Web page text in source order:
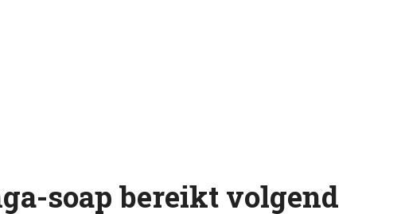
soap bereikt volgend